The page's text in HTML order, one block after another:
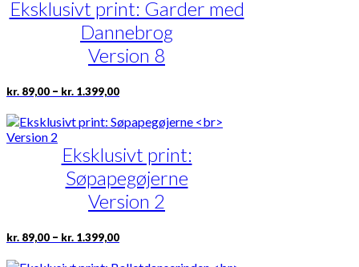
varianter.
Mulighederne
kan
vælges
på
Eksklusivt print: Garder med
Dannebrog
Version 8
kr. 89,00 – kr. 1.399,00Prisinterval:
kr. 1.399,00
Dette
har
varianter.
Mulighederne
kan
vælges
på
Eksklusivt print:
Søpapegøjerne
Version 2
kr. 89,00 – kr. 1.399,00Prisinterval:
til
Dette